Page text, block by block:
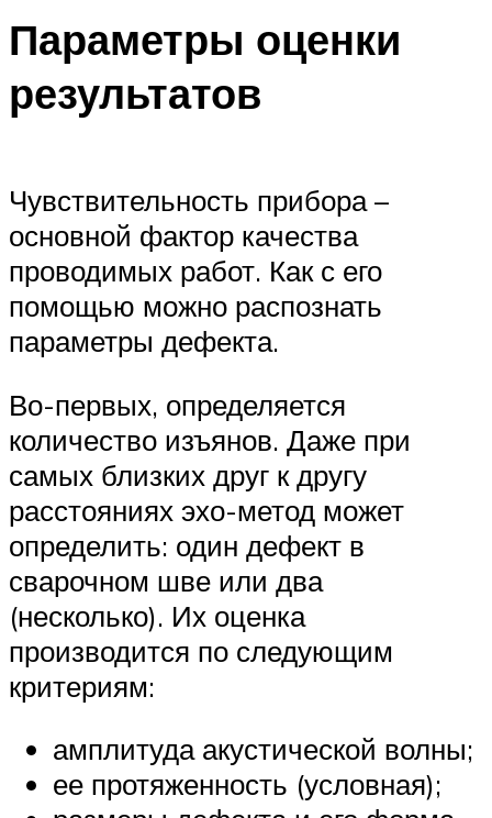
Параметры оценки
результатов
Чувствительность прибора –
основной фактор качества
проводимых работ. Как с его
помощью можно распознать
параметры дефекта.
Во-первых, определяется
количество изъянов. Даже при
самых близких друг к другу
расстояниях эхо-метод может
определить: один дефект в
сварочном шве или два
(несколько). Их оценка
производится по следующим
критериям:
амплитуда акустической волны;
ее протяженность (условная);